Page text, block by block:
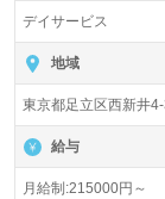
全国の求人ご紹
しは【ウィル
方も遠慮なく＊
LINE、メール
相談可能です
料サービスを
せお待ちしてお
デイサービス
地域
東京都足立区西新井
給与
月給制:215000円～